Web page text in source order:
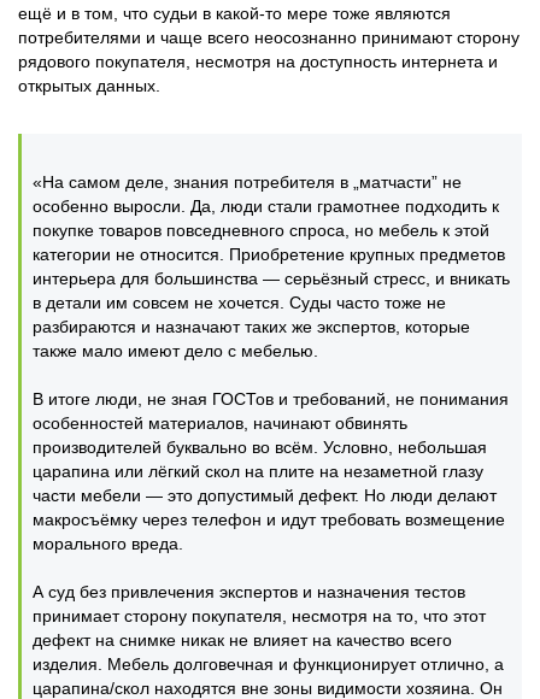
ещё и в том, что судьи в какой-то мере тоже являются
потребителями и чаще всего неосознанно принимают сторону
рядового покупателя, несмотря на доступность интернета и
открытых данных.
«На самом деле, знания потребителя в „матчасти” не
особенно выросли. Да, люди стали грамотнее подходить к
покупке товаров повседневного спроса, но мебель к этой
категории не относится. Приобретение крупных предметов
интерьера для большинства — серьёзный стресс, и вникать
в детали им совсем не хочется. Суды часто тоже не
разбираются и назначают таких же экспертов, которые
также мало имеют дело с мебелью.
В итоге люди, не зная ГОСТов и требований, не понимания
особенностей материалов, начинают обвинять
производителей буквально во всём. Условно, небольшая
царапина или лёгкий скол на плите на незаметной глазу
части мебели — это допустимый дефект. Но люди делают
макросъёмку через телефон и идут требовать возмещение
морального вреда.
А суд без привлечения экспертов и назначения тестов
принимает сторону покупателя, несмотря на то, что этот
дефект на снимке никак не влияет на качество всего
изделия. Мебель долговечная и функционирует отлично, а
царапина/скол находятся вне зоны видимости хозяина. Он